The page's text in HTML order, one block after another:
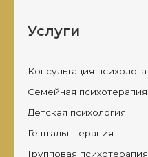
Услуги
Консультация психолога
Семейная психотерапия
Детская психология
Гештальт-терапия
Групповая психотерапия